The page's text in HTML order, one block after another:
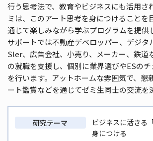
行う思考法で、教育やビジネスにも活⽤さ
ミは、このアート思考を⾝につけることを
通じて楽しみながら学ぶプログラムを提供
サポートでは不動産デベロッパー、デジタ
Sler、広告会社、小売り、メーカー、鉄道
の就職を⽀援し、個別に業界選びやESの
を⾏います。アットホームな雰囲気で、懇
ート鑑賞などを通じてゼミ⽣同⼠の交流を
研究テーマ
ビジネスに活きる
身につける